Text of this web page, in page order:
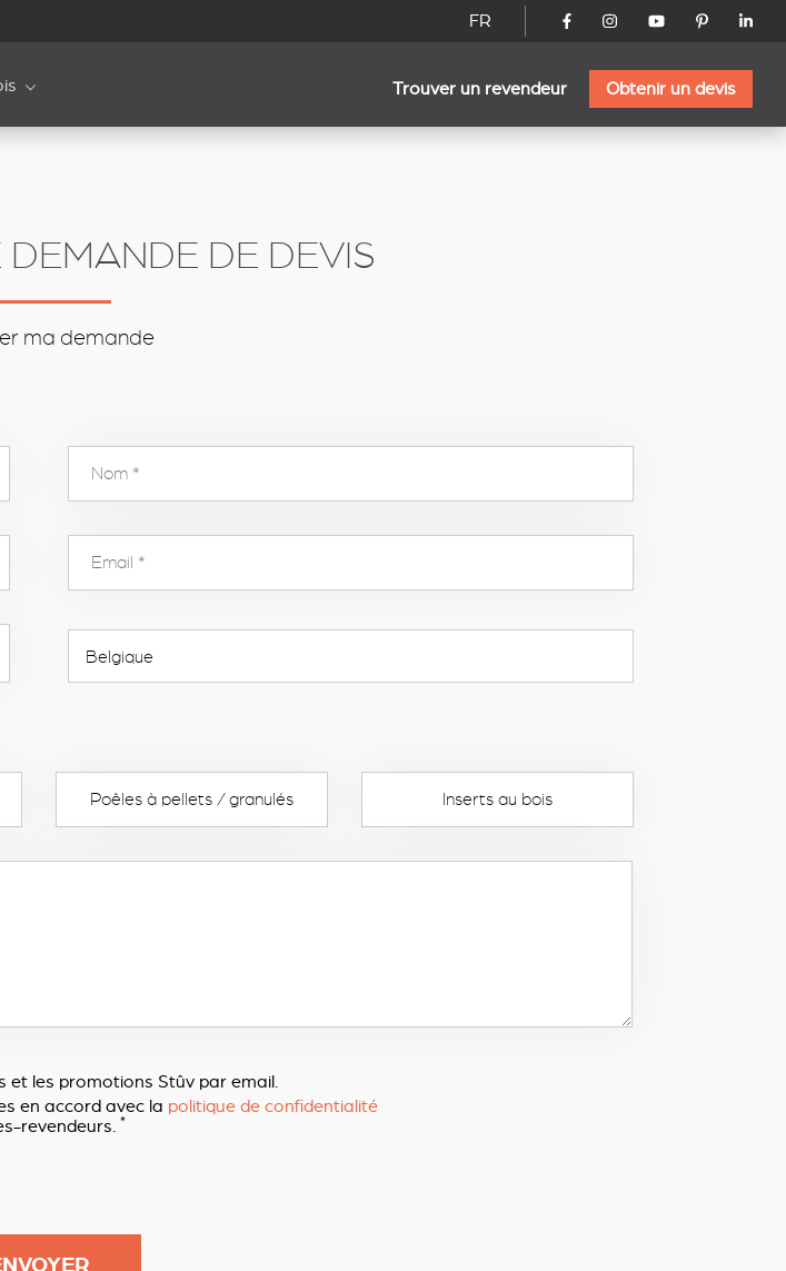
FR
Trouver un revendeur Obtenir un devis
DE DEVIS
ma demande
Poêles à pellets / granulés Inserts au bois
et les promotions Stûv par email.
en accord avec la politique de confidentialité
revendeurs. *